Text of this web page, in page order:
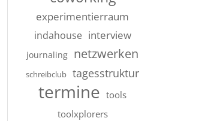
experimentierraum
indahouse interview
journaling netzwerken
schreibclub tagesstruktur
termine tools
toolxplorers